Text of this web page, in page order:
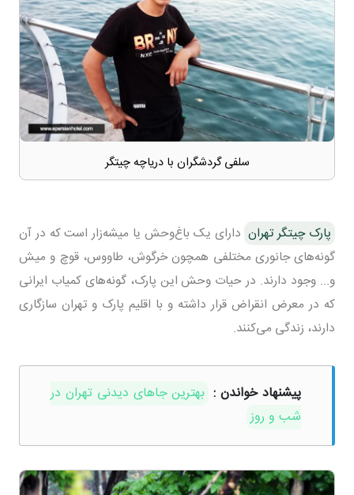
سلفی گردشگران با دریاچه چیتگر
پارک چیتگر تهران دارای یک باغ‌وحش یا میشه‌زار است که در آن
گونه‌های جانوری مختلفی همچون خرگوش، طاووس، قوچ و میش
و... وجود دارند. در حیات وحش این پارک، گونه‌های کمیاب ایرانی
که در معرض انقراض قرار داشته و با اقلیم پارک و تهران سازگاری
دارند، زندگی می‌کنند.
پیشنهاد خواندن : بهترین جاهای دیدنی تهران در
شب و روز